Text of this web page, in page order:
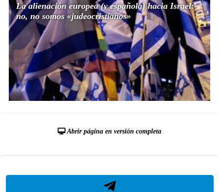
La alienación europea (y española) hacia Israel:
no, no somos «judeocristianos»
Abrir página en versión completa